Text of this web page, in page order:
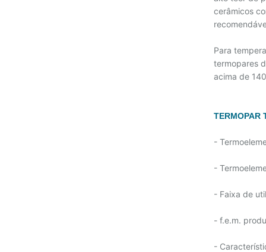
cerâmicos
Para
termopares
acima de
TERMOPAR
-
-
- Faixa de
- f.e.m.
-